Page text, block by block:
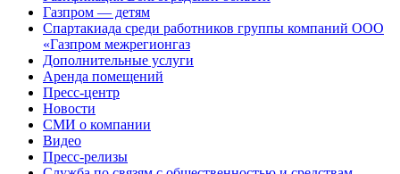
Газпром — детям
Спартакиада среди работников группы компаний ООО
«Газпром межрегионгаз
Дополнительные услуги
Аренда помещений
Пресс-центр
Новости
СМИ о компании
Видео
Пресс-релизы